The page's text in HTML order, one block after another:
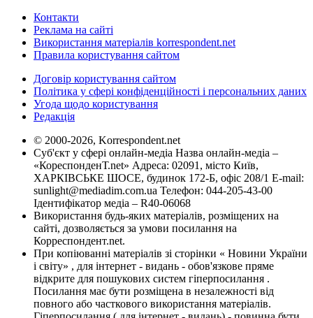
Контакти
Реклама на сайті
Використання матеріалів korrespondent.net
Правила користування сайтом
Договір користування сайтом
Політика у сфері конфіденційності і персональних даних
Угода щодо користування
Редакція
© 2000-2026, Korrespondent.net
Суб'єкт у сфері онлайн-медіа Назва онлайн-медіа –
«КореспонденТ.net» Адреса: 02091, місто Київ,
ХАРКІВСЬКЕ ШОСЕ, будинок 172-Б, офіс 208/1 E-mail:
sunlight@mediadim.com.ua Телефон: 044-205-43-00
Ідентифікатор медіа – R40-06068
Використання будь-яких матеріалів, розміщених на
сайті, дозволяється за умови посилання на
Корреспондент.net.
При копіюванні матеріалів зі сторінки « Новини України
і світу» , для інтернет - видань - обов'язкове пряме
відкрите для пошукових систем гіперпосилання .
Посилання має бути розміщена в незалежності від
повного або часткового використання матеріалів.